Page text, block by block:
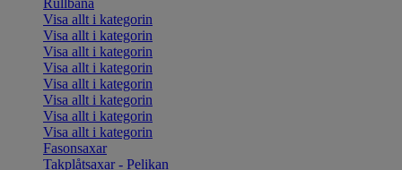
Rullbana
Visa allt i kategorin
Visa allt i kategorin
Visa allt i kategorin
Visa allt i kategorin
Visa allt i kategorin
Visa allt i kategorin
Visa allt i kategorin
Visa allt i kategorin
Fasonsaxar
Takplåtsaxar - Pelikan